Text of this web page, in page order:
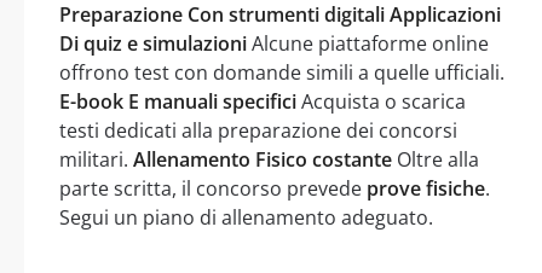
Preparazione Con strumenti digitaliApplicazioni
Di quiz e simulazioniAlcune piattaforme online
offrono test con domande simili a quelle ufficiali.
E-book E manuali specificiAcquista o scarica
testi dedicati alla preparazione dei concorsi
militari. Allenamento Fisico costante Oltre alla
parte scritta, il concorso prevede prove fisiche.
Segui un piano di allenamento adeguato.